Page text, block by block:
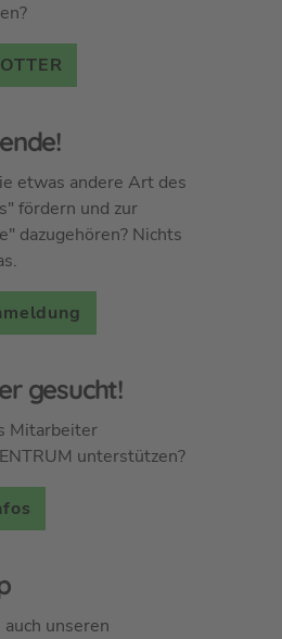
etwas andere Art des
fördern und zur
dazugehören? Nichts
gesucht!
Mitarbeiter
unterstützen?
unseren